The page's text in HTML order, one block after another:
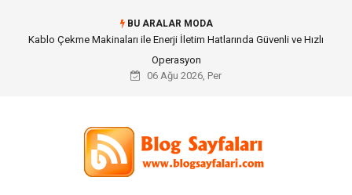
BU ARALAR MODA
Magnezyum Takviyesi Nedir ve Neden Önemlidir?
06 Ağu 2026, Per